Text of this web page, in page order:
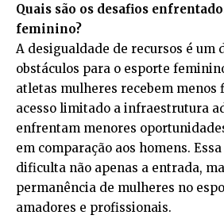
Quais são os desafios
feminino?
A desigualdade de recursos é um
obstáculos para o esporte
atletas mulheres recebem
acesso limitado a infraestrutura
enfrentam menores
em comparação aos homens.
dificulta não apenas a entrada,
permanência de mulheres no
amadores e profissionais.